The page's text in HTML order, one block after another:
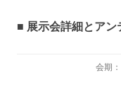
■ 展示会詳細とア
会期：